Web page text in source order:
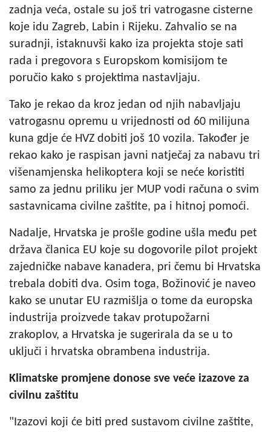
zadnja veća, ostale su još tri vatrogasne cisterne
koje idu Zagreb, Labin i Rijeku. Zahvalio se na
suradnji, istaknuvši kako iza projekta stoje sati
rada i pregovora s Europskom komisijom te
poručio kako s projektima nastavljaju.
Tako je rekao da kroz jedan od njih nabavljaju
vatrogasnu opremu u vrijednosti od 60 milijuna
kuna gdje će HVZ dobiti još 10 vozila. Također je
rekao kako je raspisan javni natječaj za nabavu tri
višenamjenska helikoptera koji se neće koristiti
samo za jednu priliku jer MUP vodi računa o svim
sastavnicama civilne zaštite, pa i hitnoj pomoći.
Nadalje, Hrvatska je prošle godine ušla među pet
država članica EU koje su dogovorile pilot projekt
zajedničke nabave kanadera, pri čemu bi Hrvatska
trebala dobiti dva. Osim toga, Božinović je naveo
kako se unutar EU razmišlja o tome da europska
industrija proizvede takav protupožarni
zrakoplov, a Hrvatska je sugerirala da se u to
uključi i hrvatska obrambena industrija.
Klimatske promjene donose sve veće izazove za
civilnu zaštitu
"Izazovi koji će biti pred sustavom civilne zaštite,